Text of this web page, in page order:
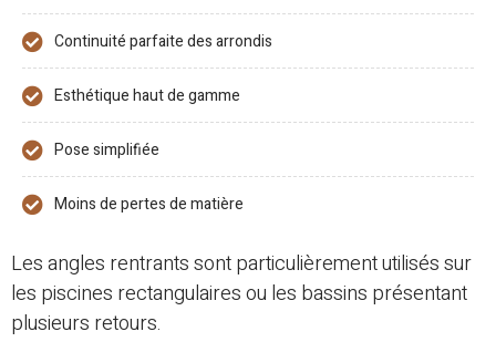
Continuité parfaite des arrondis
Esthétique haut de gamme
Pose simplifiée
Moins de pertes de matière
Les angles rentrants sont particulièrement utilisés sur
les piscines rectangulaires ou les bassins présentant
plusieurs retours.